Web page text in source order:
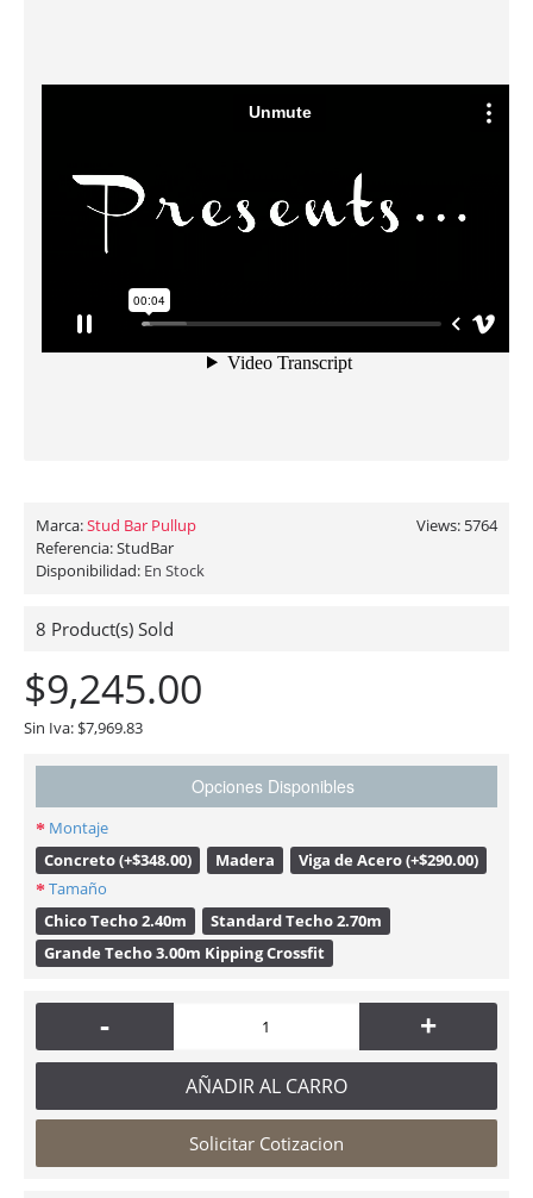
Views: 5764
Marca:Stud Bar Pullup
Referencia:StudBar
Disponibilidad: En Stock
8 Product(s) Sold
$9,245.00
Sin Iva: $7,969.83
Opciones Disponibles
Montaje
Concreto (+$348.00)
Madera
Viga de Acero (+$290.00)
Tamaño
Chico Techo 2.40m
Standard Techo 2.70m
Grande Techo 3.00m Kipping Crossfit
- +
AÑADIR AL CARRO
Solicitar Cotizacion